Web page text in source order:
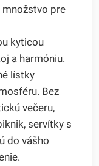
pre
kyticou
a harmóniu.
lístky
Bez
večeru,
servítky s
do vášho